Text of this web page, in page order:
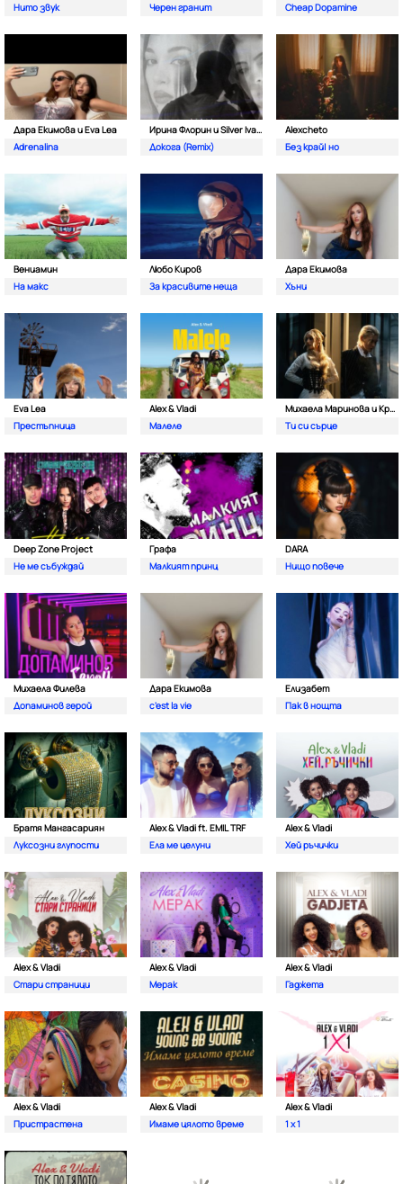
Нито звук
Черен гранит
Cheap Dopamine
Дара Екимова и Eva Lea
Adrenalina
Ирина Флорин и Silver Ivanov
Докога (Remix)
Alexcheto
Без край| но
Вениамин
На макс
Любо Киров
За красивите неща
Дара Екимова
Хъни
Eva Lea
Престъпница
Alex & Vladi
Малеле
Михаела Маринова и Кристиан Костов
Ти си сърце
Deep Zone Project
Не ме събуждай
Графа
Малкият принц
DARA
Нищо повече
Михаела Филева
Допаминов герой
Дара Екимова
c'est la vie
Елизабет
Пак в нощта
Братя Мангасариян
Луксозни глупости
Alex & Vladi ft. EMIL TRF
Ела ме целуни
Alex & Vladi
Хей ръчички
Alex & Vladi
Стари страници
Alex & Vladi
Мерак
Alex & Vladi
Гаджета
Alex & Vladi
Пристрастена
Alex & Vladi
Имаме цялото време
Alex & Vladi
1 x 1